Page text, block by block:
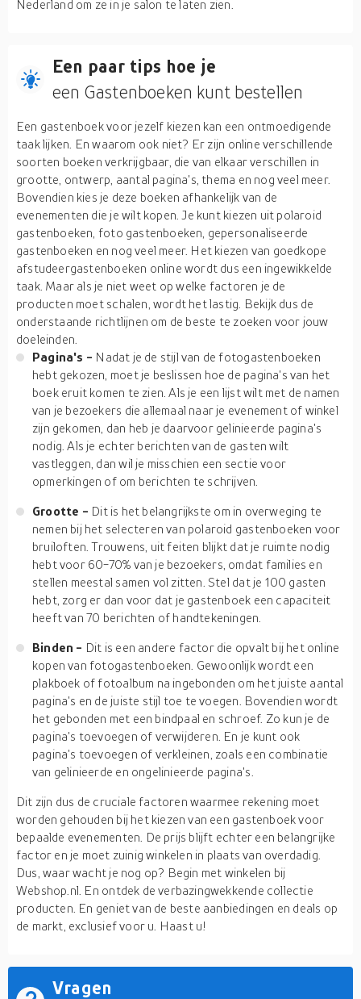
Nederland om ze in je salon te laten zien.
Een paar tips hoe je
een Gastenboeken kunt bestellen
Een gastenboek voor jezelf kiezen kan een ontmoedigende
taak lijken. En waarom ook niet? Er zijn online verschillende
soorten boeken verkrijgbaar, die van elkaar verschillen in
grootte, ontwerp, aantal pagina's, thema en nog veel meer.
Bovendien kies je deze boeken afhankelijk van de
evenementen die je wilt kopen. Je kunt kiezen uit polaroid
gastenboeken, foto gastenboeken, gepersonaliseerde
gastenboeken en nog veel meer. Het kiezen van goedkope
afstudeergastenboeken online wordt dus een ingewikkelde
taak. Maar als je niet weet op welke factoren je de
producten moet schalen, wordt het lastig. Bekijk dus de
onderstaande richtlijnen om de beste te zoeken voor jouw
doeleinden.
Pagina's - Nadat je de stijl van de fotogastenboeken
hebt gekozen, moet je beslissen hoe de pagina's van het
boek eruit komen te zien. Als je een lijst wilt met de namen
van je bezoekers die allemaal naar je evenement of winkel
zijn gekomen, dan heb je daarvoor gelinieerde pagina's
nodig. Als je echter berichten van de gasten wilt
vastleggen, dan wil je misschien een sectie voor
opmerkingen of om berichten te schrijven.
Grootte - Dit is het belangrijkste om in overweging te
nemen bij het selecteren van polaroid gastenboeken voor
bruiloften. Trouwens, uit feiten blijkt dat je ruimte nodig
hebt voor 60-70% van je bezoekers, omdat families en
stellen meestal samen vol zitten. Stel dat je 100 gasten
hebt, zorg er dan voor dat je gastenboek een capaciteit
heeft van 70 berichten of handtekeningen.
Binden - Dit is een andere factor die opvalt bij het online
kopen van fotogastenboeken. Gewoonlijk wordt een
plakboek of fotoalbum na ingebonden om het juiste aantal
pagina's en de juiste stijl toe te voegen. Bovendien wordt
het gebonden met een bindpaal en schroef. Zo kun je de
pagina's toevoegen of verwijderen. En je kunt ook
pagina's toevoegen of verkleinen, zoals een combinatie
van gelinieerde en ongelinieerde pagina's.
Dit zijn dus de cruciale factoren waarmee rekening moet
worden gehouden bij het kiezen van een gastenboek voor
bepaalde evenementen. De prijs blijft echter een belangrijke
factor en je moet zuinig winkelen in plaats van overdadig.
Dus, waar wacht je nog op? Begin met winkelen bij
Webshop.nl. En ontdek de verbazingwekkende collectie
producten. En geniet van de beste aanbiedingen en deals op
de markt, exclusief voor u. Haast u!
Vragen